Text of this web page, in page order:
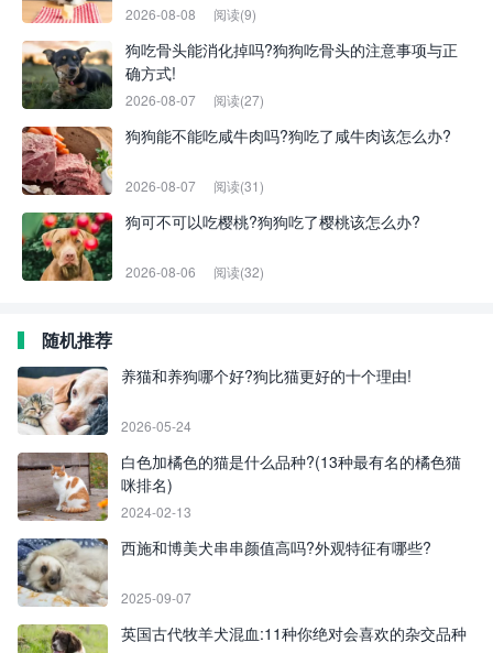
2026-08-08 阅读(9)
狗吃骨头能消化掉吗?狗狗吃骨头的注意事项与正
确方式!
2026-08-07 阅读(27)
狗狗能不能吃咸牛肉吗?狗吃了咸牛肉该怎么办?
2026-08-07 阅读(31)
狗可不可以吃樱桃?狗狗吃了樱桃该怎么办?
2026-08-06 阅读(32)
随机推荐
养猫和养狗哪个好?狗比猫更好的十个理由!
2026-05-24
白色加橘色的猫是什么品种?(13种最有名的橘色猫
咪排名)
2024-02-13
西施和博美犬串串颜值高吗?外观特征有哪些?
2025-09-07
英国古代牧羊犬混血:11种你绝对会喜欢的杂交品种